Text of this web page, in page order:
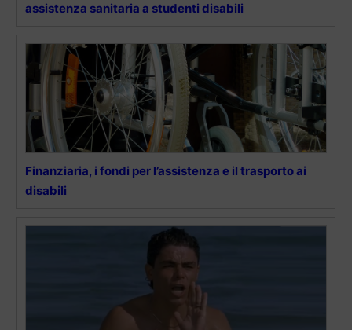
assistenza sanitaria a studenti disabili
Finanziaria, i fondi per l’assistenza e il trasporto ai
disabili